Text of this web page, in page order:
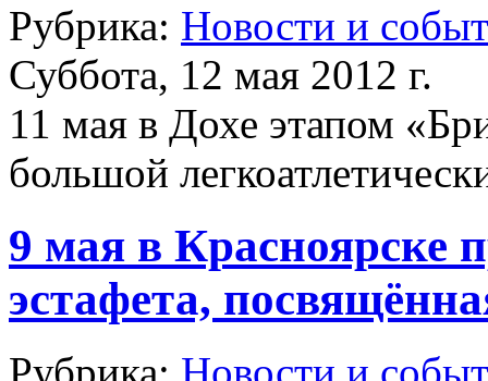
Рубрика: Новости и
Суббота, 12 мая 2012 г.
11 мая в Дохе этапом
большой
9 мая в Красноярске
эстафета,
Рубрика: Новости и